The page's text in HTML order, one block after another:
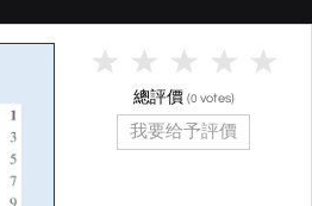
總評價 (0 votes)
我要给予評價